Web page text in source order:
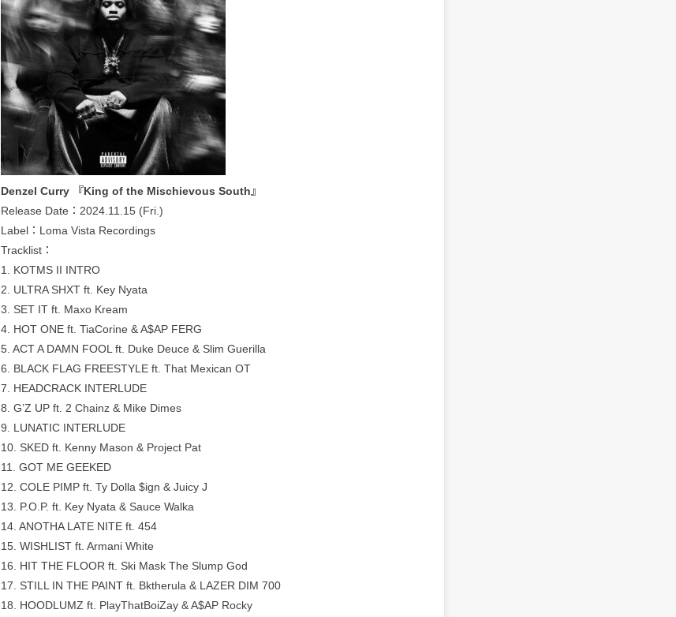
Denzel Curry 『King of the Mischievous South』
Release Date：2024.11.15 (Fri.)
Label：Loma Vista Recordings
Tracklist：
1. KOTMS II INTRO
2. ULTRA SHXT ft. Key Nyata
3. SET IT ft. Maxo Kream
4. HOT ONE ft. TiaCorine & A$AP FERG
5. ACT A DAMN FOOL ft. Duke Deuce & Slim Guerilla
6. BLACK FLAG FREESTYLE ft. That Mexican OT
7. HEADCRACK INTERLUDE
8. G’Z UP ft. 2 Chainz & Mike Dimes
9. LUNATIC INTERLUDE
10. SKED ft. Kenny Mason & Project Pat
11. GOT ME GEEKED
12. COLE PIMP ft. Ty Dolla $ign & Juicy J
13. P.O.P. ft. Key Nyata & Sauce Walka
14. ANOTHA LATE NITE ft. 454
15. WISHLIST ft. Armani White
16. HIT THE FLOOR ft. Ski Mask The Slump God
17. STILL IN THE PAINT ft. Bktherula & LAZER DIM 700
18. HOODLUMZ ft. PlayThatBoiZay & A$AP Rocky